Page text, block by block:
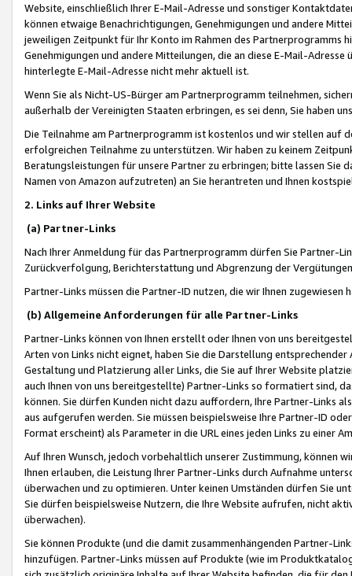
Website, einschließlich Ihrer E-Mail-Adresse und sonstiger
können etwaige Benachrichtigungen, Genehmigungen und andere
jeweiligen Zeitpunkt für Ihr Konto im Rahmen des Partnerprogramms
Genehmigungen und andere Mitteilungen, die an diese E-Mail-
hinterlegte E-Mail-Adresse nicht mehr aktuell ist.
Wenn Sie als Nicht-US-Bürger am Partnerprogramm teilnehmen,
außerhalb der Vereinigten Staaten erbringen, es sei denn, Sie haben
Die Teilnahme am Partnerprogramm ist kostenlos und wir stellen auf
erfolgreichen Teilnahme zu unterstützen. Wir haben zu keinem
Beratungsleistungen für unsere Partner zu erbringen; bitte lassen Sie
Namen von Amazon aufzutreten) an Sie herantreten und Ihnen
2. Links auf Ihrer Website
(a) Partner-Links
Nach Ihrer Anmeldung für das Partnerprogramm dürfen Sie Partner-
Zurückverfolgung, Berichterstattung und Abgrenzung der
Partner-Links müssen die Partner-ID nutzen, die wir Ihnen zugewiesen
(b) Allgemeine Anforderungen für alle Partner-Links
Partner-Links können von Ihnen erstellt oder Ihnen von uns
Arten von Links nicht eignet, haben Sie die Darstellung
Gestaltung und Platzierung aller Links, die Sie auf Ihrer Website
auch Ihnen von uns bereitgestellte) Partner-Links so formatiert sind,
können. Sie dürfen Kunden nicht dazu auffordern, Ihre Partner-Links
aus aufgerufen werden. Sie müssen beispielsweise Ihre Partner-ID
Format erscheint) als Parameter in die URL eines jeden Links zu einer
Auf Ihren Wunsch, jedoch vorbehaltlich unserer Zustimmung, können
Ihnen erlauben, die Leistung Ihrer Partner-Links durch Aufnahme
überwachen und zu optimieren. Unter keinen Umständen dürfen Sie
Sie dürfen beispielsweise Nutzern, die Ihre Website aufrufen, nicht
überwachen).
Sie können Produkte (und die damit zusammenhängenden Partner-
hinzufügen. Partner-Links müssen auf Produkte (wie im